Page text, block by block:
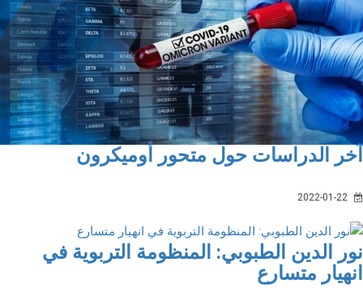
الدراسات حول متحور أوميكرون
2022-01-22
الدين الطبوبي: المنظومة التربوية في
متسارع